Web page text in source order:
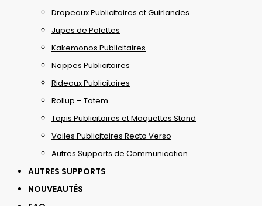
Drapeaux Publicitaires et Guirlandes
Jupes de Palettes
Kakemonos Publicitaires
Nappes Publicitaires
Rideaux Publicitaires
Rollup – Totem
Tapis Publicitaires et Moquettes Stand
Voiles Publicitaires Recto Verso
Autres Supports de Communication
AUTRES SUPPORTS
NOUVEAUTÉS